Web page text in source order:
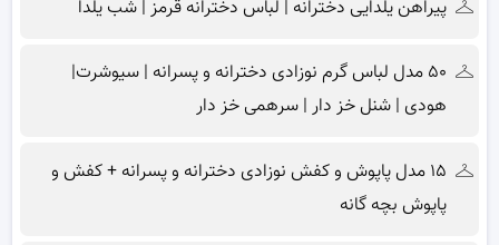
پیراهن یلدایی دخترانه | لباس دخترانه قرمز | شب یلدا
۵۰ مدل لباس گرم نوزادی دخترانه و پسرانه | سیوشرت|
هودی | شنل خز دار | سرهمی خز دار
۱۵ مدل پاپوش و کفش نوزادی دخترانه و پسرانه + کفش و
پاپوش بچه گانه